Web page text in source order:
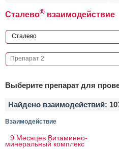
Сталево® взаимодействие
Выберите препарат для
Найдено взаимодействий:
Взаимодействие
9 Месяцев Витаминно-
минеральный комплекс